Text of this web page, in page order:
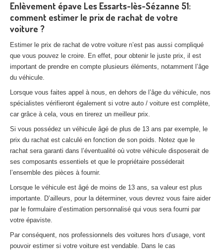
Enlèvement épave Les Essarts-lès-Sézanne 51:
comment estimer le prix de rachat de votre
voiture ?
Estimer le prix de rachat de votre voiture n’est pas aussi compliqué
que vous pouvez le croire. En effet, pour obtenir le juste prix, il est
important de prendre en compte plusieurs éléments, notamment l’âge
du véhicule.
Lorsque vous faites appel à nous, en dehors de l’âge du véhicule, nos
spécialistes vérifieront également si votre auto / voiture est complète,
car grâce à cela, vous en tirerez un meilleur prix.
Si vous possédez un véhicule âgé de plus de 13 ans par exemple, le
prix du rachat est calculé en fonction de son poids. Notez que le
rachat sera garanti dans l’éventualité où votre véhicule disposerait de
ses composants essentiels et que le propriétaire posséderait
l’ensemble des pièces à fournir.
Lorsque le véhicule est âgé de moins de 13 ans, sa valeur est plus
importante. D’ailleurs, pour la déterminer, vous devrez vous faire aider
par le formulaire d’estimation personnalisé qui vous sera fourni par
votre épaviste.
Par conséquent, nos professionnels des voitures hors d’usage, vont
pouvoir estimer si votre voiture est vendable. Dans le cas